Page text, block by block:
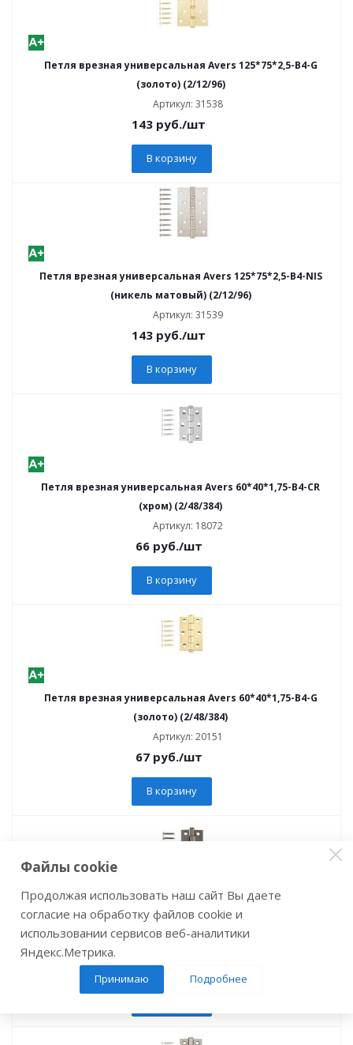
Петля врезная универсальная Avers 125*75*2,5-B4-G
(золото) (2/12/96)
Артикул: 31538
143 руб./шт
В корзину
Петля врезная универсальная Avers 125*75*2,5-B4-NIS
(никель матовый) (2/12/96)
Артикул: 31539
143 руб./шт
В корзину
Петля врезная универсальная Avers 60*40*1,75-B4-CR
(хром) (2/48/384)
Артикул: 18072
66руб./шт
В корзину
Петля врезная универсальная Avers 60*40*1,75-B4-G
(золото) (2/48/384)
Артикул: 20151
67руб./шт
В корзину
Петля врезная универсальная Avers 60*40*1,75-В4-AB
(бронза) (2/48/384)
66руб.
Файлы cookie
Продолжая использовать наш сайт Вы даете
согласие на обработку файлов cookie и
использовании сервисов веб-аналитики
Яндекс.Метрика.
Принимаю Подробнее